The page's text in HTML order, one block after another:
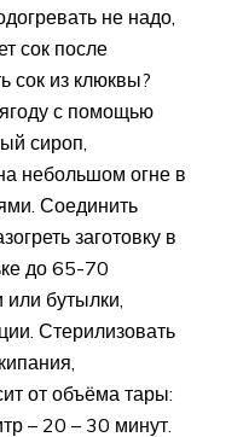
не надо,
сок после
сок из клюквы?
с помощью
сироп,
небольшом огне в
Соединить
заготовку в
до 65-70
или бутылки,
Стерилизовать
от объёма тары:
– 20 – 30 минут.